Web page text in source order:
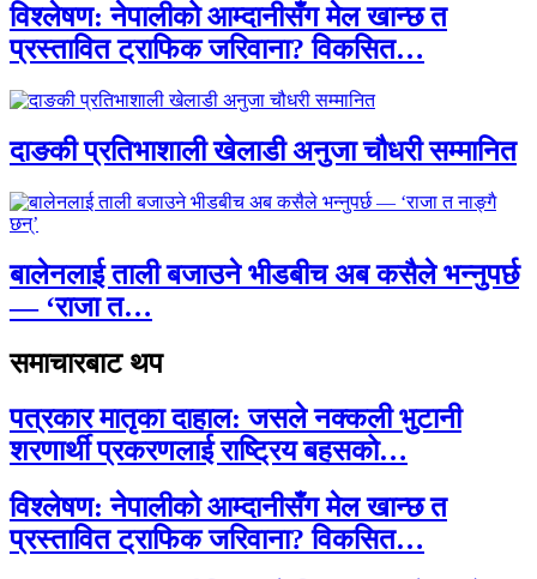
विश्लेषण: नेपालीको आम्दानीसँग मेल खान्छ त
प्रस्तावित ट्राफिक जरिवाना? विकसित…
दाङकी प्रतिभाशाली खेलाडी अनुजा चौधरी सम्मानित
बालेनलाई ताली बजाउने भीडबीच अब कसैले भन्नुपर्छ
— ‘राजा त…
समाचारबाट थप
पत्रकार मातृका दाहाल: जसले नक्कली भुटानी
शरणार्थी प्रकरणलाई राष्ट्रिय बहसको…
विश्लेषण: नेपालीको आम्दानीसँग मेल खान्छ त
प्रस्तावित ट्राफिक जरिवाना? विकसित…